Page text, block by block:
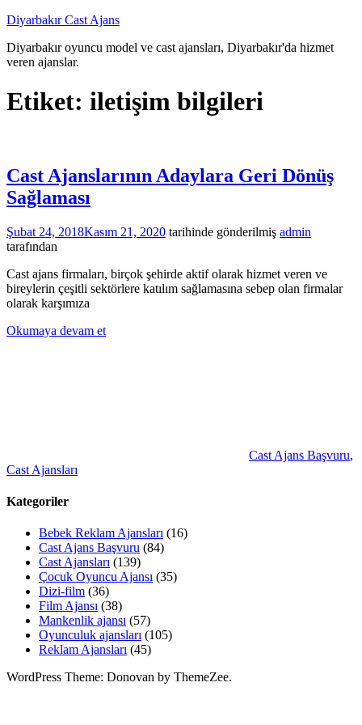
İçeriğe
Diyarbakır Cast Ajans
Diyarbakır oyuncu model ve cast ajansları, Diyarbakır'da hizmet
veren ajanslar.
Etiket: iletişim bilgileri
Cast Ajanslarının Adaylara Geri Dönüş
Sağlaması
Şubat 24, 2018Kasım 21, 2020 tarihinde gönderilmiş admin
tarafından
Cast ajans firmaları, birçok şehirde aktif olarak hizmet veren ve
bireylerin çeşitli sektörlere katılım sağlamasına sebep olan firmalar
olarak karşımıza
Okumaya devam et
Cast Ajans Başvuru,
Cast Ajansları
Kategoriler
Bebek Reklam Ajansları (16)
Cast Ajans Başvuru (84)
Cast Ajansları (139)
Çocuk Oyuncu Ajansı (35)
Dizi-film (36)
Film Ajansı (38)
Mankenlik ajansı (57)
Oyunculuk ajansları (105)
Reklam Ajansları (45)
WordPress Theme: Donovan by ThemeZee.